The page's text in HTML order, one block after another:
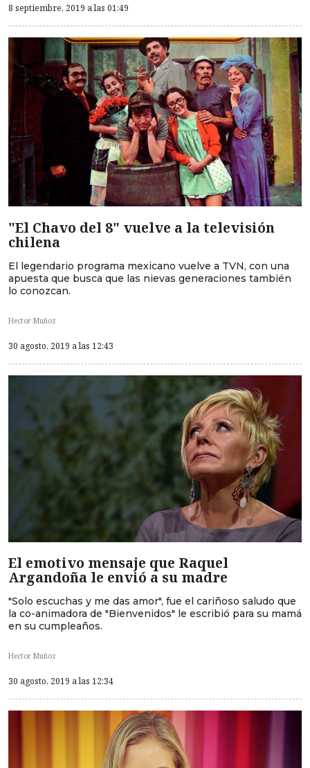
8 septiembre, 2019 a las 01:49
"El Chavo del 8" vuelve a la televisión
chilena
El legendario programa mexicano vuelve a TVN, con una
apuesta que busca que las nievas generaciones también
lo conozcan.
Hector Muñoz
30 agosto, 2019 a las 12:43
El emotivo mensaje que Raquel
Argandoña le envió a su madre
"Solo escuchas y me das amor", fue el cariñoso saludo que
la co-animadora de "Bienvenidos" le escribió para su mamá
en su cumpleaños.
Hector Muñoz
30 agosto, 2019 a las 12:34